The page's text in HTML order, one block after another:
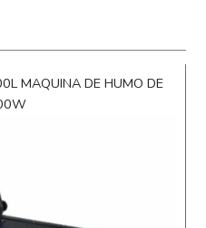
MAQUINA DE HUMO DE